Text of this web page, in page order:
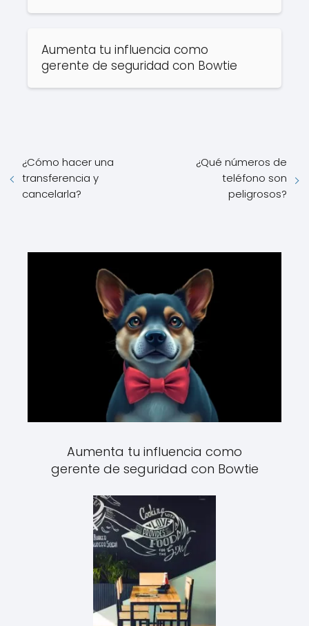
Aumenta tu influencia como
gerente de seguridad con Bowtie
¿Cómo hacer una
transferencia y
cancelarla?
¿Qué números de
teléfono son
peligrosos?
Aumenta tu influencia como
gerente de seguridad con Bowtie